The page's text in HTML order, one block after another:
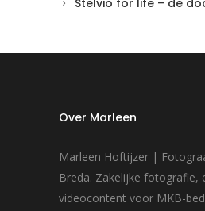
Stelvio for life – de
Over Marleen
Marleen Hoftijzer |
Breda. Zakelijke fotografie,
videocontent voor MKB-